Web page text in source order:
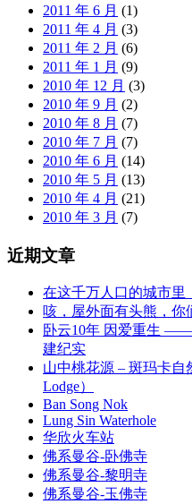
2011 年 6 月 (1)
2011 年 4 月 (3)
2011 年 2 月 (6)
2011 年 1 月 (9)
2010 年 12 月 (3)
2010 年 9 月 (2)
2010 年 8 月 (7)
2010 年 7 月 (7)
2010 年 6 月 (14)
2010 年 5 月 (13)
2010 年 4 月 (21)
2010 年 3 月 (7)
近期文章
在这千万人口的城市里
咳，屋外面有头熊，你
卧云10年 因爱重生
建纪实
山中桃花源 – 斑玛卡自
Lodge）
Ban Song Nok
Lung Sin Waterhole
华欣火车站
佛系曼谷-卧佛寺
佛系曼谷-黎明寺
佛系曼谷-玉佛寺